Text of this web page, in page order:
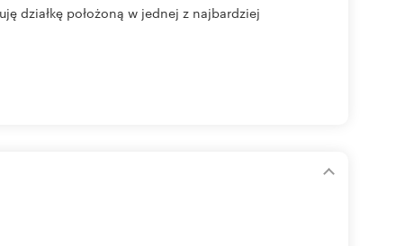
działkę położoną w jednej z najbardziej